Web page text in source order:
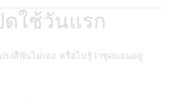
ดใช้วันแรก
งสีฟันไม่เจอ หรือไม่รู้ว่าชุดนอนอยู่